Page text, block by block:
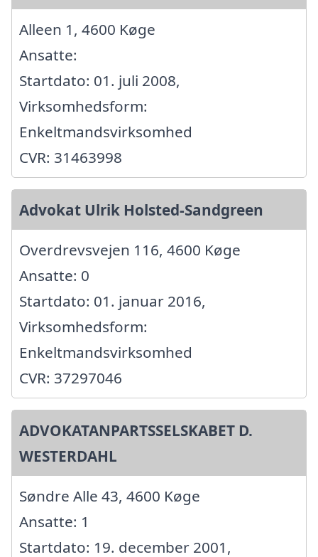
Alleen 1, 4600 Køge
Ansatte:
Startdato: 01. juli 2008,
Virksomhedsform:
Enkeltmandsvirksomhed
CVR: 31463998
Advokat Ulrik Holsted-Sandgreen
Overdrevsvejen 116, 4600 Køge
Ansatte: 0
Startdato: 01. januar 2016,
Virksomhedsform:
Enkeltmandsvirksomhed
CVR: 37297046
ADVOKATANPARTSSELSKABET D.
WESTERDAHL
Søndre Alle 43, 4600 Køge
Ansatte: 1
Startdato: 19. december 2001,